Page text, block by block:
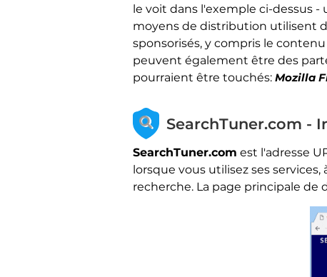
le voit dans l'exemple ci-dessus
moyens de distribution utilisent
sponsorisés, y compris le
peuvent également être des
pourraient être touchés: Mozilla
SearchTuner.com -
SearchTuner.com est l'adresse
lorsque vous utilisez ses
recherche. La page principale de